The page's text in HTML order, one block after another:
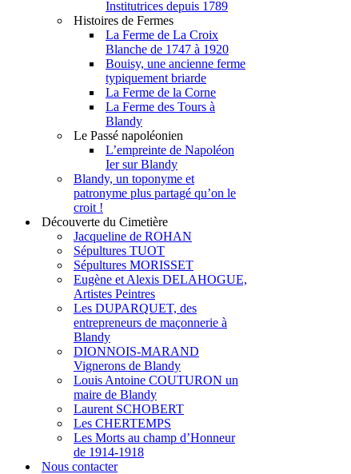
Institutrices depuis 1789
Histoires de Fermes
La Ferme de La Croix
Blanche de 1747 à 1920
Bouisy, une ancienne ferme
typiquement briarde
La Ferme de la Corne
La Ferme des Tours à
Blandy
Le Passé napoléonien
L’empreinte de Napoléon
Ier sur Blandy
Blandy, un toponyme et
patronyme plus partagé qu’on le
croit !
Découverte du Cimetière
Jacqueline de ROHAN
Sépultures TUOT
Sépultures MORISSET
Eugène et Alexis DELAHOGUE,
Artistes Peintres
Les DUPARQUET, des
entrepreneurs de maçonnerie à
Blandy
DIONNOIS-MARAND
Vignerons de Blandy
Louis Antoine COUTURON un
maire de Blandy
Laurent SCHOBERT
Les CHERTEMPS
Les Morts au champ d’Honneur
de 1914-1918
Nous contacter